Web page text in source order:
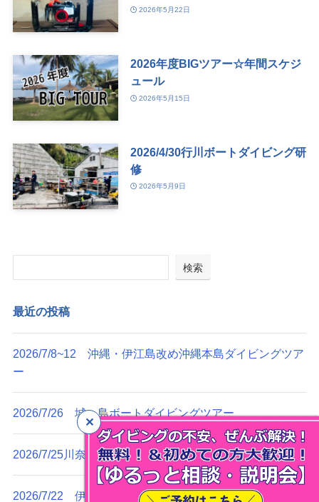
2026年5月22日
2026年度BIGツアー☆年間スケジ
ュール
2026年5月15日
2026/4/30行川ボートダイビング研
修
2026年5月9日
検索
最近の投稿
2026/7/8~12 沖縄・伊江島改め沖縄本島ダイビングツア
ー
2026/7/26 城ヶ島ボートダイビングツアー
2026/7/25川奈ビーチダイビングツアー
2026/7/22 伊豆海洋公園ビーチダイビングツアー